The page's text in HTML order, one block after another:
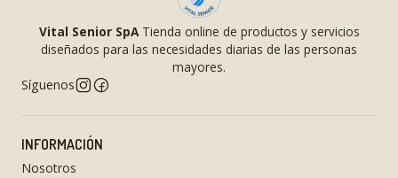
Vital Senior SpATienda online de productos y servicios
diseñados para las necesidades diarias de las personas
mayores.
Síguenos
INFORMACIÓN
Nosotros